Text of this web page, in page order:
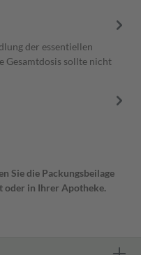
der essentiellen
Gesamtdosis sollte nicht
Sie die Packungsbeilage
oder in Ihrer Apotheke.